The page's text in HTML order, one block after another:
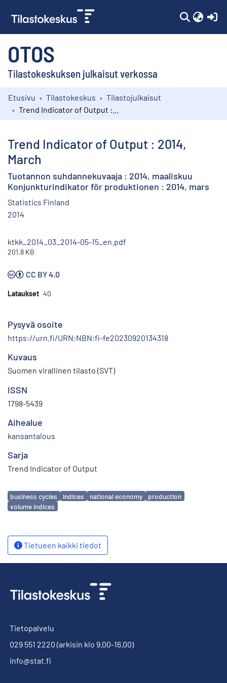
OTOS
Tilastokeskuksen julkaisut verkossa
Kokoelmat
Etusivu Tilastokeskus
Tilastojulkaisut
Trend Indicator of Output : 2014,
March
Tuotannon suhdannekuvaaja : 2014, maaliskuu
Konjunkturindikator för produktionen : 2014, mars
Statistics Finland
2014
ktkk_2014_03_2014-05-15_en.pdf
201.8 KB
CC BY 4.0
Lataukset 40
Pysyvä osoite
https://urn.fi/URN:NBN:fi-fe20230920134318
Kuvaus
Suomen virallinen tilasto (SVT)
ISSN
1798-5439
Aihealue
kansantalous
Sarja
Trend Indicator of Output
Avainsanat
business cycles indices national economy
production
volume indices
Tietueen kaikki tiedot
Tietopalvelu
029 551 2220 (arkisin klo 9.00-16.00)
info@stat.fi